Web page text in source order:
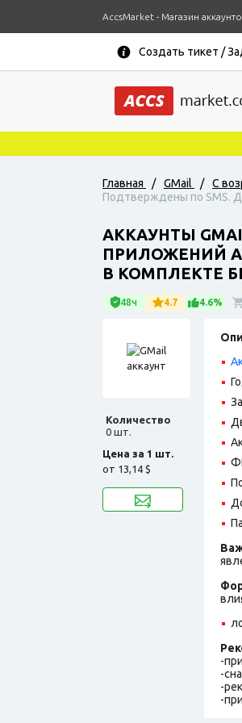
AccsMarket - Магазин
Создать тикет /
Главная / GMail / С
Подтверждены по SMS.
АККАУНТЫ
ПРИЛОЖЕНИЙ
В КОМПЛЕКТЕ
48ч 4.7 4.6%
Количество
0 шт.
Цена за 1 шт.
от 13,14 $
-
-
-
-